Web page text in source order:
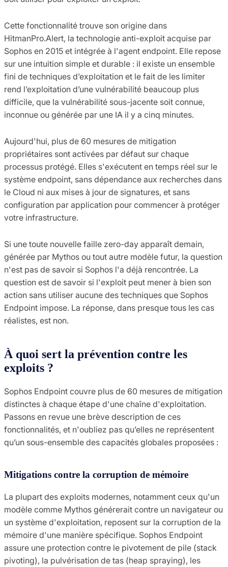
Cette fonctionnalité trouve son origine dans
HitmanPro.Alert, la technologie anti-exploit acquise par
Sophos en 2015 et intégrée à l'agent endpoint. Elle repose
sur une intuition simple et durable : il existe un ensemble
fini de techniques d’exploitation et le fait de les limiter
rend l’exploitation d’une vulnérabilité beaucoup plus
difficile, que la vulnérabilité sous-jacente soit connue,
inconnue ou générée par une IA il y a cinq minutes.
Aujourd'hui, plus de 60 mesures de mitigation
propriétaires sont activées par défaut sur chaque
processus protégé. Elles s'exécutent en temps réel sur le
système endpoint, sans dépendance aux recherches dans
le Cloud ni aux mises à jour de signatures, et sans
configuration par application pour commencer à protéger
votre infrastructure.
Si une toute nouvelle faille zero-day apparaît demain,
générée par Mythos ou tout autre modèle futur, la question
n'est pas de savoir si Sophos l'a déjà rencontrée. La
question est de savoir si l'exploit peut mener à bien son
action sans utiliser aucune des techniques que Sophos
Endpoint impose. La réponse, dans presque tous les cas
réalistes, est non.
À quoi sert la prévention contre les
exploits ?
Sophos Endpoint couvre plus de 60 mesures de mitigation
distinctes à chaque étape d'une chaîne d'exploitation.
Passons en revue une brève description de ces
fonctionnalités, et n'oubliez pas qu’elles ne représentent
qu’un sous-ensemble des capacités globales proposées :
Mitigations contre la corruption de mémoire
La plupart des exploits modernes, notamment ceux qu'un
modèle comme Mythos générerait contre un navigateur ou
un système d'exploitation, reposent sur la corruption de la
mémoire d'une manière spécifique. Sophos Endpoint
assure une protection contre le pivotement de pile (stack
pivoting), la pulvérisation de tas (heap spraying), les